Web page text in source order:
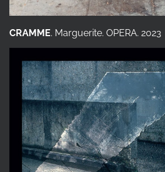
CRAMME. Marguerite. OPERA. 2023